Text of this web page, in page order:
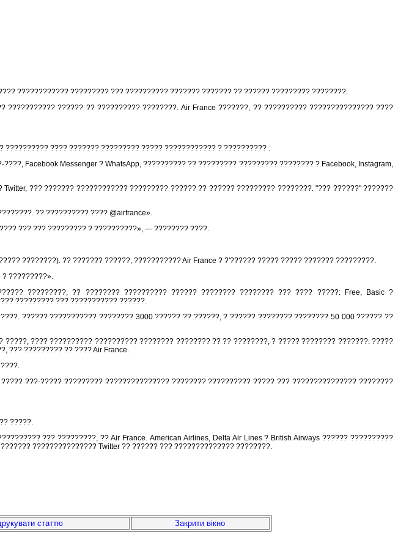
???????????? ????????? ??? ?????????? ??????? ??????? ?? ?????? ????????? ????????.
?????? ?? ?????????? ????????. Air France ???????, ?? ?????????? ??????????????? ????
???? ??????? ????????? ????? ???????????? ? ?????????? .
Facebook Messenger ? WhatsApp, ?????????? ?? ????????? ????????? ???????? ? Facebook, Instagram,
??? ??????? ???????????? ????????? ?????? ?? ?????? ????????? ????????. "??? ??????" ???????
?? ?????????? ???? @airfrance».
??? ??? ????????? ? ??????????», — ???????? ????.
????????). ?? ??????? ??????, ??????????? Air France ? ?'?????? ????? ????? ??????? ?????????.
?????????».
?????????, ?? ???????? ?????????? ?????? ???????? ???????? ??? ???? ?????: Free, Basic ?
????????? ??? ??????????? ??????.
?????? ??????????? ???????? 3000 ?????? ?? ??????, ? ?????? ???????? ???????? 50 000 ?????? ??
???? ?????????? ?????????? ???????? ???????? ?? ?? ????????, ? ????? ???????? ???????. ?????
??? ????????? ?? ???? Air France.
???-????? ????????? ??????????????? ???????? ?????????? ????? ??? ??????????????? ????????
?????.
??? ?????????, ?? Air France. American Airlines, Delta Air Lines ? British Airways ?????? ??????????
??????????????? Twitter ?? ?????? ??? ?????????????? ????????.
статтю Закрити вікно